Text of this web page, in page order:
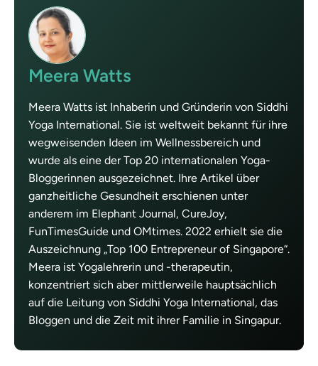
Meera Watts
Meera Watts ist Inhaberin und Gründerin von Siddhi
Yoga International. Sie ist weltweit bekannt für ihre
wegweisenden Ideen im Wellnessbereich und
wurde als eine der Top 20 internationalen Yoga-
Bloggerinnen ausgezeichnet. Ihre Artikel über
ganzheitliche Gesundheit erschienen unter
anderem im Elephant Journal, CureJoy,
FunTimesGuide und OMtimes. 2022 erhielt sie die
Auszeichnung „Top 100 Entrepreneur of Singapore“.
Meera ist Yogalehrerin und -therapeutin,
konzentriert sich aber mittlerweile hauptsächlich
auf die Leitung von Siddhi Yoga International, das
Bloggen und die Zeit mit ihrer Familie in Singapur.